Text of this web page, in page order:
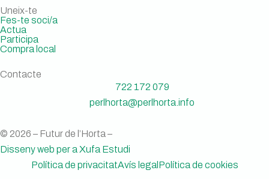
Uneix-te
Fes-te soci/a
Actua
Participa
Compra local
Contacte
722 172 079
perlhorta@perlhorta.info
© 2026 – Futur de l’Horta –
Disseny web per a Xufa Estudi
Política de privacitatAvís legal Política de cookies